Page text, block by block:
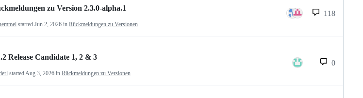
zu Version 2.3.0-alpha.1
started Jun 2, 2026 in Rückmeldungen zu Versionen
118
Release Candidate 1, 2 & 3
startedAug 3, 2026 in Rückmeldungen zu Versionen
0